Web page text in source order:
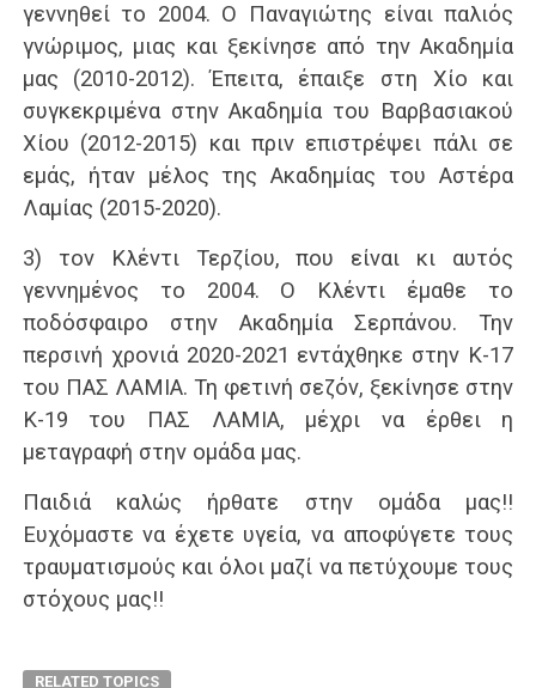
γεννηθεί το 2004. Ο Παναγιώτης είναι παλιός
γνώριμος, μιας και ξεκίνησε από την Ακαδημία
μας (2010-2012). Έπειτα, έπαιξε στη Χίο και
συγκεκριμένα στην Ακαδημία του Βαρβασιακού
Χίου (2012-2015) και πριν επιστρέψει πάλι σε
εμάς, ήταν μέλος της Ακαδημίας του Αστέρα
Λαμίας (2015-2020).
3) τον Κλέντι Τερζίου, που είναι κι αυτός
γεννημένος το 2004. Ο Κλέντι έμαθε το
ποδόσφαιρο στην Ακαδημία Σερπάνου. Την
περσινή χρονιά 2020-2021 εντάχθηκε στην Κ-17
του ΠΑΣ ΛΑΜΙΑ. Τη φετινή σεζόν, ξεκίνησε στην
Κ-19 του ΠΑΣ ΛΑΜΙΑ, μέχρι να έρθει η
μεταγραφή στην ομάδα μας.
Παιδιά καλώς ήρθατε στην ομάδα μας!!
Ευχόμαστε να έχετε υγεία, να αποφύγετε τους
τραυματισμούς και όλοι μαζί να πετύχουμε τους
στόχους μας!!
RELATED TOPICS